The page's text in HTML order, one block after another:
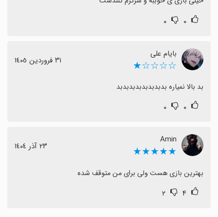
۰ ۰
بایام علی
☆☆☆☆★ ٣١ فروردین ١٤٠٥
بد بالا نمیاره بدبدبدبدبدبدبدبد
۰ ۰
Amin
★★★★★ ٢٣ آذر ١٤٠٤
بهترین بازی هست ولی برای من متوقف شده
۴ ۲